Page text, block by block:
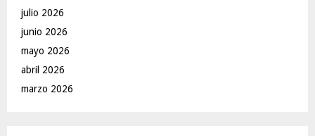
julio 2026
junio 2026
mayo 2026
abril 2026
marzo 2026